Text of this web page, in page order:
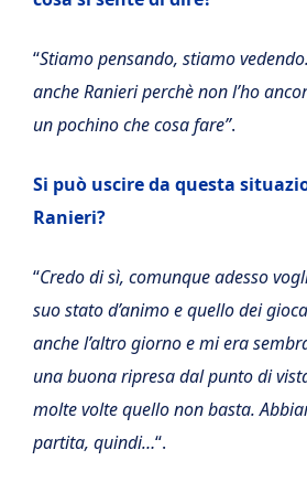
“Stiamo pensando, stiamo
anche Ranieri perchè non l’ho
un pochino che cosa fare”.
Si può uscire da questa
Ranieri?
“Credo di sì, comunque adesso
suo stato d’animo e quello dei
anche l’altro giorno e mi era
una buona ripresa dal punto di
molte volte quello non basta.
partita, quindi…“.